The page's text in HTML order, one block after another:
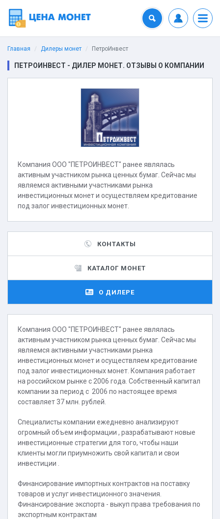
Главная Дилеры монет ПетроИнвест
ПЕТРОИНВЕСТ - ДИЛЕР МОНЕТ. ОТЗЫВЫ О КОМПАНИИ
Компания ООО "ПЕТРОИНВЕСТ" ранее являлась
активным участником рынка ценных бумаг. Сейчас мы
являемся активными участниками рынка
инвестиционных монет и осуществляем кредитование
под залог инвестиционных монет.
КОНТАКТЫ
КАТАЛОГ МОНЕТ
О ДИЛЕРЕ
Компания ООО "ПЕТРОИНВЕСТ" ранее являлась
активным участником рынка ценных бумаг. Сейчас мы
являемся активными участниками рынка
инвестиционных монет и осуществляем кредитование
под залог инвестиционных монет. Компания работает
на российском рынке с 2006 года. Собственный капитал
компании за период с 2006 по настоящее время
составляет 37 млн. рублей.
Специалисты компании ежедневно анализируют
огромный объем информации , разрабатывают новые
инвестиционные стратегии для того, чтобы наши
клиенты могли приумножить свой капитал и свои
инвестиции .
Финансирование импортных контрактов на поставку
товаров и услуг инвестиционного значения.
Финансирование экспорта - выкуп права требования по
экспортным контрактам